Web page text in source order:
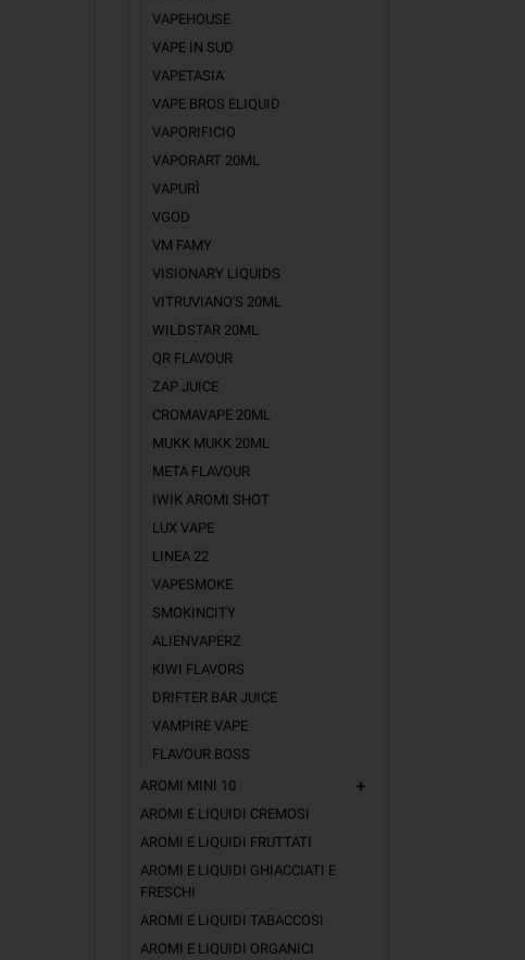
VAPEHOUSE
VAPE IN SUD
VAPETASIA
VAPE BROS ELIQUID
VAPORIFICIO
VAPORART 20ML
VAPURÌ
VGOD
VM FAMY
VISIONARY LIQUIDS
VITRUVIANO'S 20ML
WILDSTAR 20ML
QR FLAVOUR
ZAP JUICE
CROMAVAPE 20ML
MUKK MUKK 20ML
META FLAVOUR
IWIK AROMI SHOT
LUX VAPE
LINEA 22
VAPESMOKE
SMOKINCITY
ALIENVAPERZ
KIWI FLAVORS
DRIFTER BAR JUICE
VAMPIRE VAPE
FLAVOUR BOSS
AROMI MINI 10
add
AROMI E LIQUIDI CREMOSI
AROMI E LIQUIDI FRUTTATI
AROMI E LIQUIDI GHIACCIATI E
FRESCHI
AROMI E LIQUIDI TABACCOSI
AROMI E LIQUIDI ORGANICI